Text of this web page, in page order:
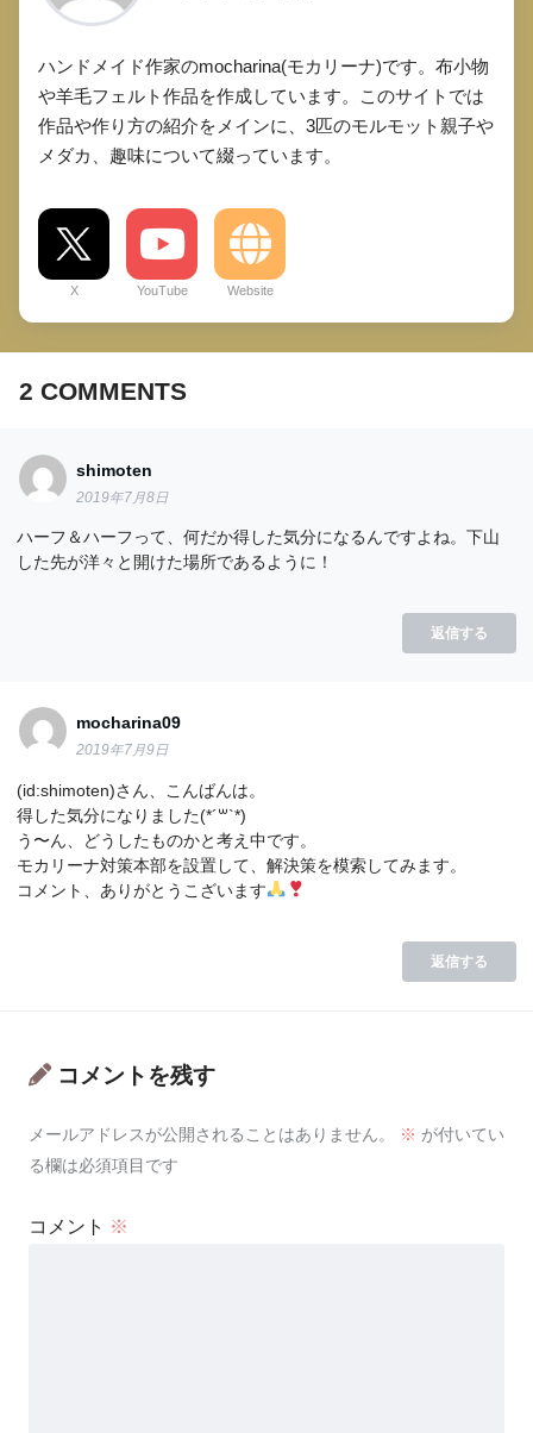
ハンドメイド作家のmocharina(モカリーナ)です。布小物
や羊毛フェルト作品を作成しています。このサイトでは
作品や作り方の紹介をメインに、3匹のモルモット親子や
メダカ、趣味について綴っています。
X YouTube Website
2 COMMENTS
shimoten
2019年7月8日
ハーフ＆ハーフって、何だか得した気分になるんですよね。下山
した先が洋々と開けた場所であるように！
返信する
mocharina09
2019年7月9日
(id:shimoten)さん、こんばんは。
得した気分になりました(*´꒳`*)
う〜ん、どうしたものかと考え中です。
モカリーナ対策本部を設置して、解決策を模索してみます。
コメント、ありがとうこざいます
返信する
コメントを残す
メールアドレスが公開されることはありません。 ※ が付いてい
る欄は必須項目です
コメント ※